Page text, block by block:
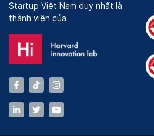
Startup Việt Nam duy nhất là
thành viên của